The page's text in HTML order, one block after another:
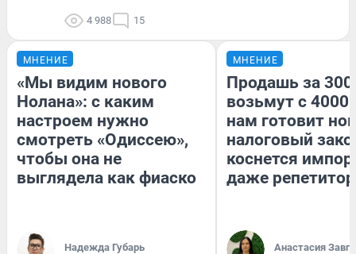
4 988 15
МНЕНИЕ
«Мы видим нового
Нолана»: с каким
настроем нужно
смотреть «Одиссею»,
чтобы она не
выглядела как фиаско
Надежда Губарь
МНЕНИЕ
Продашь за
возьмут с
нам готовит
налоговый
коснется
даже
Анастасия